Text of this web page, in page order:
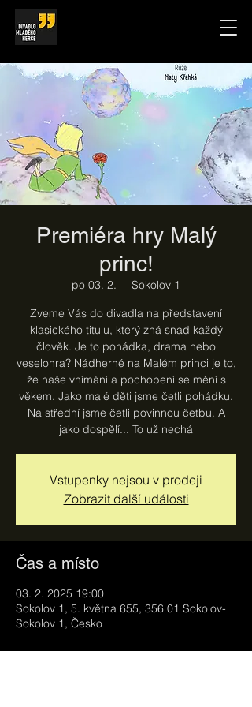
Premiéra hry Malý
princ!
po 03. 2.
  |
Sokolov 1
Zveme Vás do divadla na představení
klasického titulu, který zná snad každý
člověk. Je to pohádka, drama nebo
veselohra? Nádherné na Malém princi je to,
že naše vnímání a pochopení se mění s
věkem. Jako malé děti jsme četli pohádku.
Na střední jsme četli povinnou četbu. A
jako dospělí... To už nechá
Vstupenky nejsou v prodeji
Zobrazit další události
Čas a místo
03. 2. 2025 19:00
Sokolov 1, 5. května 655, 356 01 Sokolov-
Sokolov 1, Česko